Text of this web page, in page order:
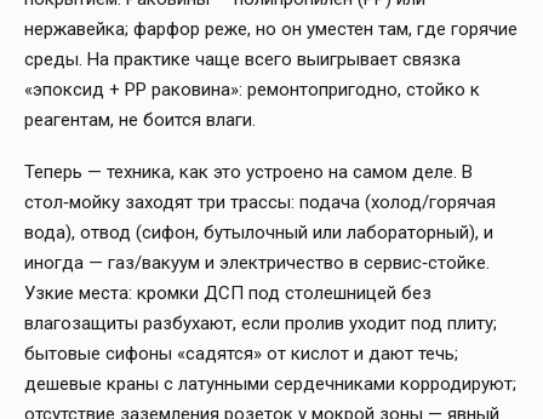
нержавейка; фарфор реже, но он уместен там, где горячие
среды. На практике чаще всего выигрывает связка
«эпоксид + PP раковина»: ремонтопригодно, стойко к
реагентам, не боится влаги.
Теперь — техника, как это устроено на самом деле. В
стол‑мойку заходят три трассы: подача (холод/горячая
вода), отвод (сифон, бутылочный или лабораторный), и
иногда — газ/вакуум и электричество в сервис‑стойке.
Узкие места: кромки ДСП под столешницей без
влагозащиты разбухают, если пролив уходит под плиту;
бытовые сифоны «садятся» от кислот и дают течь;
дешевые краны с латунными сердечниками корродируют;
отсутствие заземления розеток у мокрой зоны — явный